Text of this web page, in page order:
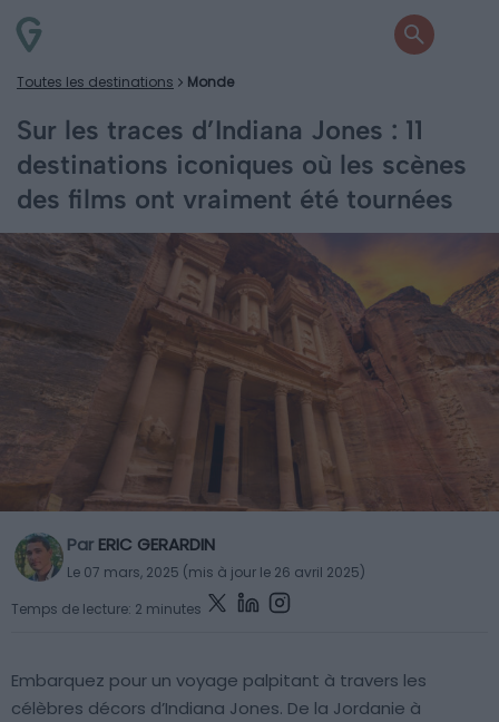
Toutes les destinations Monde
Sur les traces d’Indiana Jones : 11
destinations iconiques où les scènes
des films ont vraiment été tournées
Par ERIC GERARDIN
Le 07 mars, 2025 (mis à jour le 26 avril 2025)
Temps de lecture: 2 minutes
Embarquez pour un voyage palpitant à travers les
célèbres décors d’Indiana Jones. De la Jordanie à